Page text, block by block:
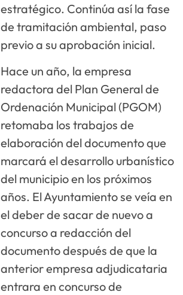
estratégico. Continúa así la fase
de tramitación ambiental, paso
previo a su aprobación inicial.
Hace un año, la empresa
redactora del Plan General de
Ordenación Municipal (PGOM)
retomaba los trabajos de
elaboración del documento que
marcará el desarrollo urbanístico
del municipio en los próximos
años. El Ayuntamiento se veía en
el deber de sacar de nuevo a
concurso a redacción del
documento después de que la
anterior empresa adjudicataria
entrara en concurso de